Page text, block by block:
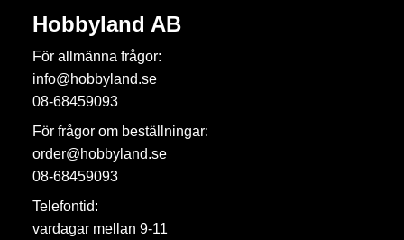
Hobbyland AB
För allmänna frågor:
info@hobbyland.se
08-68459093
För frågor om beställningar:
order@hobbyland.se
08-68459093
Telefontid:
vardagar mellan 9-11